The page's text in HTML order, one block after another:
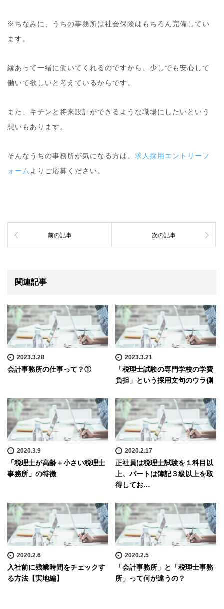
※ちなみに、うちの事務所は社会保険はもちろん完備してい
ます。
縁あって一緒に働いてくれるのですから、少しでも安心して
働いて欲しいと考えているからです。
また、キチンと将来設計ができるような職場にしたいという
想いもあります。
そんなうちの事務所が気になる方は、 求人採用エントリーフ
ォーム よりご応募ください。
前の記事 次の記事
関連記事
2023.3.28
会計事務所の仕事って？①
2023.3.21
「税理士試験の専門学校の学費
負担」という採用文句のウラ側
2020.3.9
「税理士が高齢＋小さい税理士
事務所」の特徴
2020.2.17
正社員は税理士試験を１科目以
上、パートは簿記３級以上を取
得してお…
2020.2.6
入社前に残業時間をチェックす
る方法【実地編】
2020.2.5
「会計事務所」と「税理士事務
所」って何が違うの？